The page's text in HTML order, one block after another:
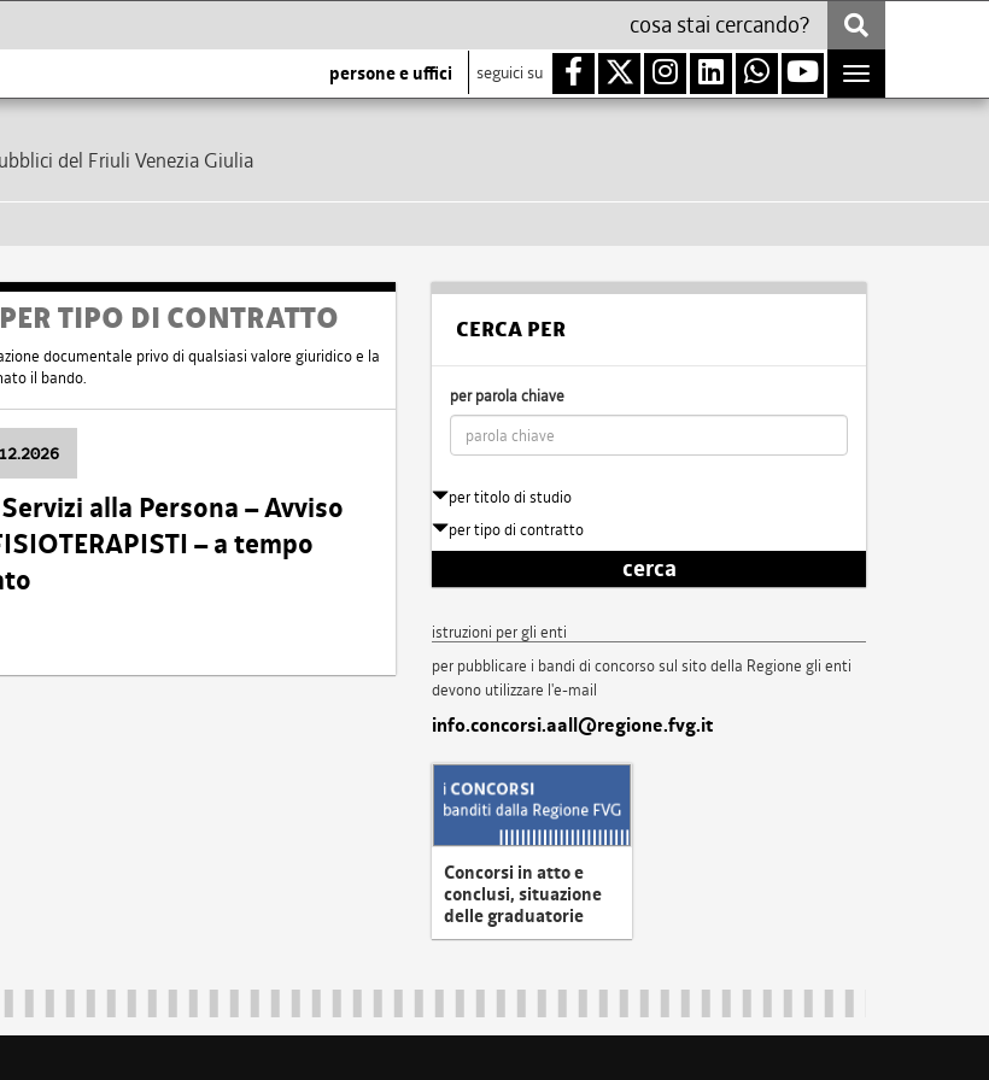
persone e uffici seguici su
Toggle
navigation
del Friuli Venezia Giulia
TIPO DI CONTRATTO
documentale privo di qualsiasi valore giuridico e la
il bando.
alla Persona – Avviso
– a tempo
CERCA PER
per parola chiave
per titolo di studio
per tipo di contratto
cerca
istruzioni per gli enti
per pubblicare i bandi di concorso sul sito della Regione gli enti
devono utilizzare l'e-mail
info.concorsi.aall@regione.fvg.it
Concorsi in atto e
conclusi, situazione
delle graduatorie